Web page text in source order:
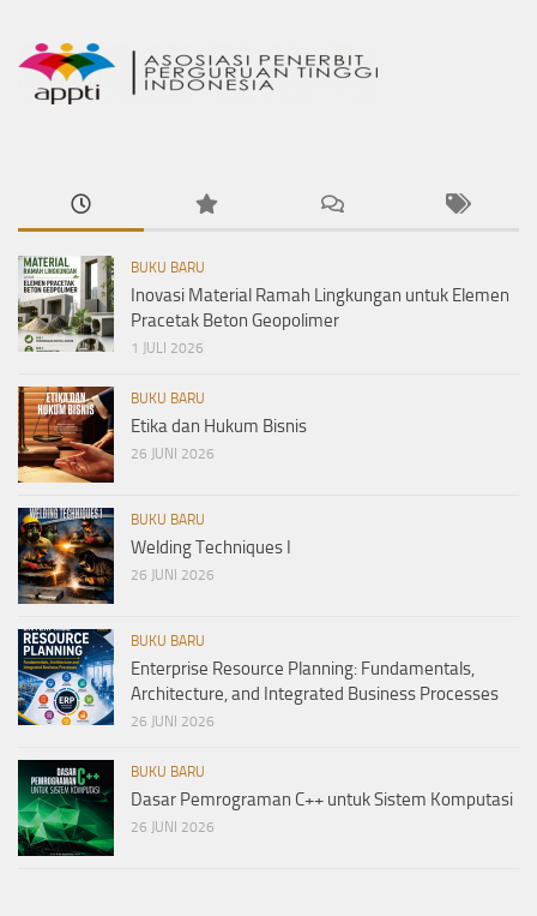
BUKU BARU
Inovasi Material Ramah Lingkungan untuk Elemen
Pracetak Beton Geopolimer
1 JULI 2026
BUKU BARU
Etika dan Hukum Bisnis
26 JUNI 2026
BUKU BARU
Welding Techniques I
26 JUNI 2026
BUKU BARU
Enterprise Resource Planning: Fundamentals,
Architecture, and Integrated Business Processes
26 JUNI 2026
BUKU BARU
Dasar Pemrograman C++ untuk Sistem Komputasi
26 JUNI 2026